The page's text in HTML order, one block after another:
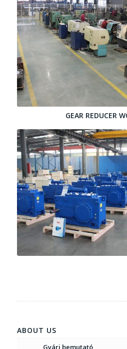
GEAR REDUCER
ABOUT US